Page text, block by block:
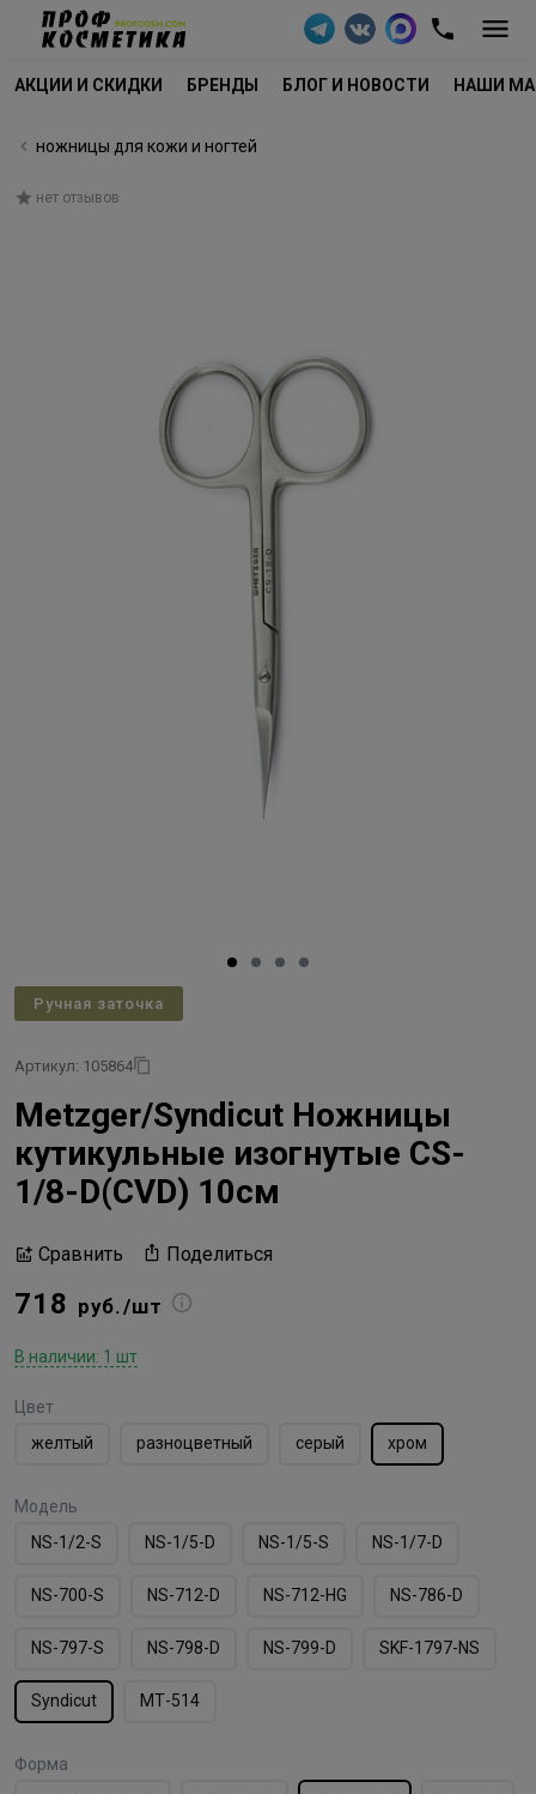
АКЦИИ И СКИДКИ БРЕНДЫ БЛОГ И НОВОСТИ НАШИ
ножницы для кожи и ногтей
нет отзывов
Ручная заточка
Артикул: 105864
Metzger/Syndicut Ножницы
кутикульные изогнутые CS-
1/8-D(CVD) 10см
Сравнить Поделиться
718 руб./шт
В наличии: 1 шт
Цвет
желтый
разноцветный серый хром
Модель
NS-1/2-S
NS-1/5-D NS-1/5-S NS-1/7-D
NS-700-S NS-712-D NS-712-HG NS-786-D
NS-797-S NS-798-D NS-799-D SKF-1797-NS
Syndicut МТ-514
Форма